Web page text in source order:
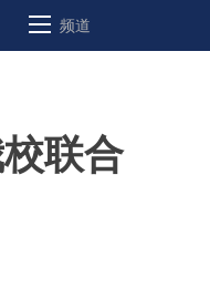
频道
联合